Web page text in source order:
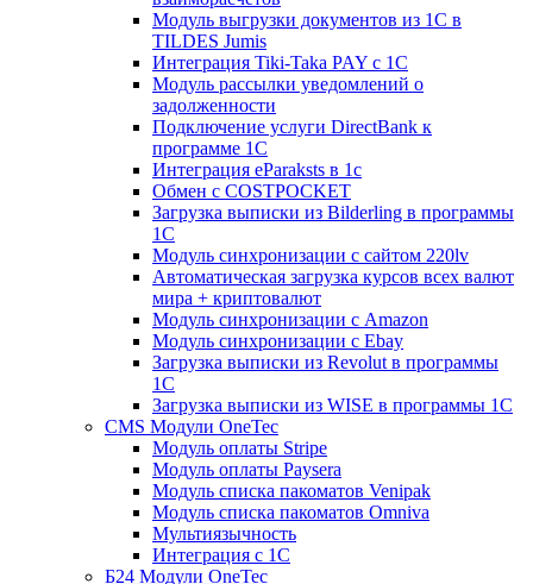
Модуль выгрузки документов из 1С в
TILDES Jumis
Интеграция Tiki-Taka PAY с 1С
Модуль рассылки уведомлений о
задолженности
Подключение услуги DirectBank к
программе 1С
Интеграция eParaksts в 1с
Обмен с COSTPOCKET
Загрузка выписки из Bilderling в программы
1C
Модуль синхронизации с сайтом 220lv
Автоматическая загрузка курсов всех валют
мира + криптовалют
Модуль синхронизации с Amazon
Модуль синхронизации с Ebay
Загрузка выписки из Revolut в программы
1C
Загрузка выписки из WISE в программы 1C
CMS Модули OneTec
Модуль оплаты Stripe
Модуль оплаты Paysera
Модуль списка пакоматов Venipak
Модуль списка пакоматов Omniva
Мультиязычность
Интеграция с 1С
Б24 Модули OneTec